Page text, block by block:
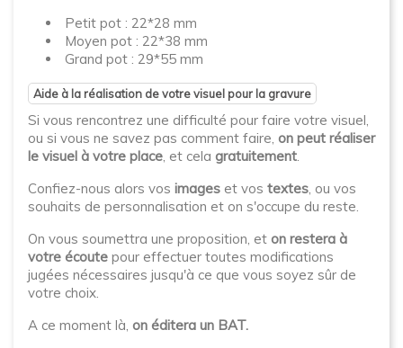
Petit pot : 22*28 mm
Moyen pot : 22*38 mm
Grand pot : 29*55 mm
Aide à la réalisation de votre visuel pour la gravure
Si vous rencontrez une difficulté pour faire votre visuel,
ou si vous ne savez pas comment faire, on peut réaliser
le visuel à votre place, et cela gratuitement.
Confiez-nous alors vos images et vos textes, ou vos
souhaits de personnalisation et on s'occupe du reste.
On vous soumettra une proposition, et on restera à
votre écoute pour effectuer toutes modifications
jugées nécessaires jusqu'à ce que vous soyez sûr de
votre choix.
A ce moment là, on éditera un BAT.